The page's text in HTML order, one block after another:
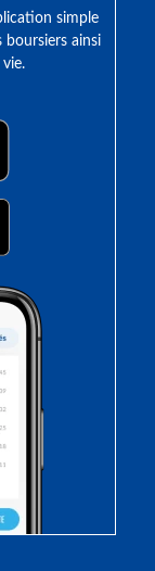
simple
boursiers ainsi